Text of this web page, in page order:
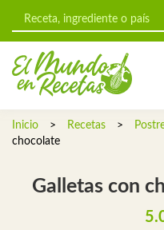
Inicio > Recetas >
chocolate
Galletas con